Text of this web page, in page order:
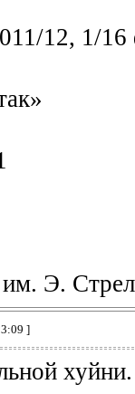
12, 1/16
Э.
]
хуйни.